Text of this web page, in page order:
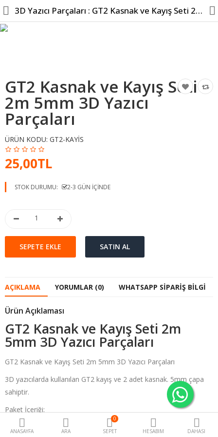
Hesabım
Kayıt Olun
Şifremi Unuttum
Favorilerim
Kameralar
Güvenlik Kameraları
Dış Mekan Kameraları
Mini Kameralar
Modelleri
Solar 4G Sim Kartlı Kameralar
Solar Wifi Güvenlik Kameraları
Solar Wifi Güvenlik
Kameraları
Kablosuz Wifi Kameralar
ANASAYFA ARA
0
SEPET
HESABIM DAHASI
3D Yazıcı Parçaları : GT2 Kasnak ve Kayış Seti 2m 5mm ...
GT2 Kasnak ve Kayış Seti
2m 5mm 3D Yazıcı
Parçaları
ÜRÜN KODU: GT2-KAYIS
25,00TL
STOK DURUMU: 2-3 GÜN IÇINDE
AÇIKLAMA YORUMLAR (0) WHATSAPP SIPARIŞ BILGI
Ürün Açıklaması
GT2 Kasnak ve Kayış Seti 2m
5mm 3D Yazıcı Parçaları
GT2 Kasnak ve Kayış Seti 2m 5mm 3D Yazıcı Parçaları
3D yazıcılarda kullanılan GT2 kayış ve 2 adet kasnak. 5mm çapa
sahiptir.
Paket İçeriği:
2 adet 5mm Aluminyum 20 Diş Kasnak